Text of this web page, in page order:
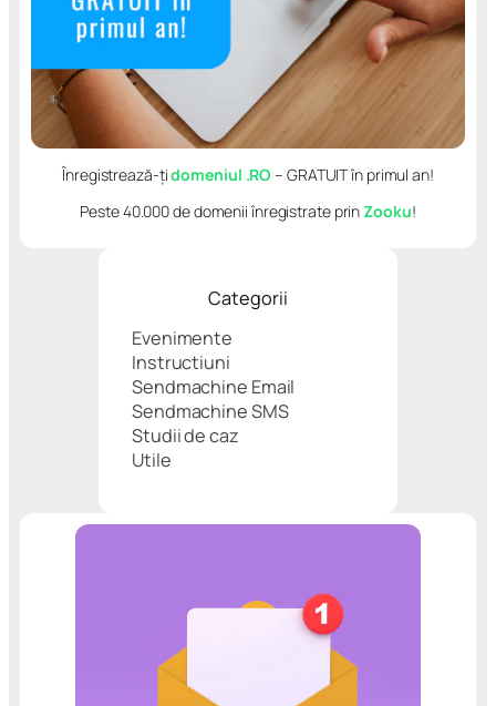
Înregistrează-țidomeniul .RO – GRATUIT în primul an!
Peste 40.000 de domenii înregistrate prinZooku!
Categorii
Evenimente
Instructiuni
Sendmachine Email
Sendmachine SMS
Studii de caz
Utile